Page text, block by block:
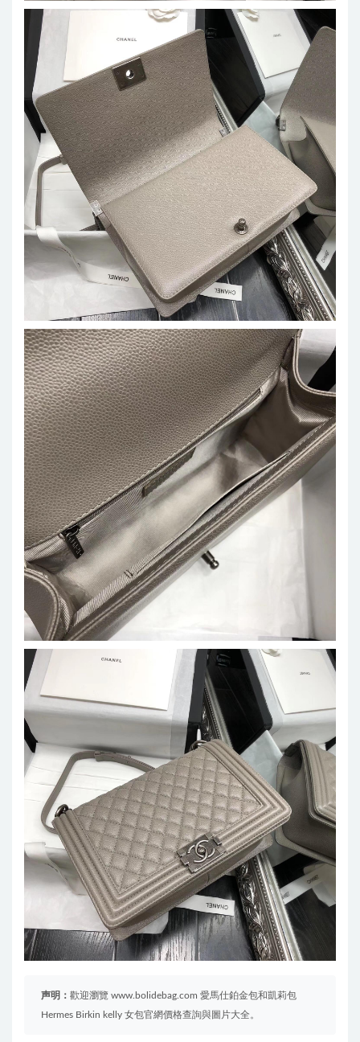
声明： 歡迎瀏覽 www.bolidebag.com 愛馬仕鉑金包和凱莉包
Hermes Birkin kelly 女包官網價格查詢與圖片大全。